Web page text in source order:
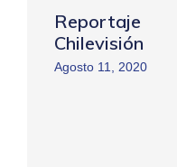
Reportaje
Chilevisión
Agosto 11, 2020